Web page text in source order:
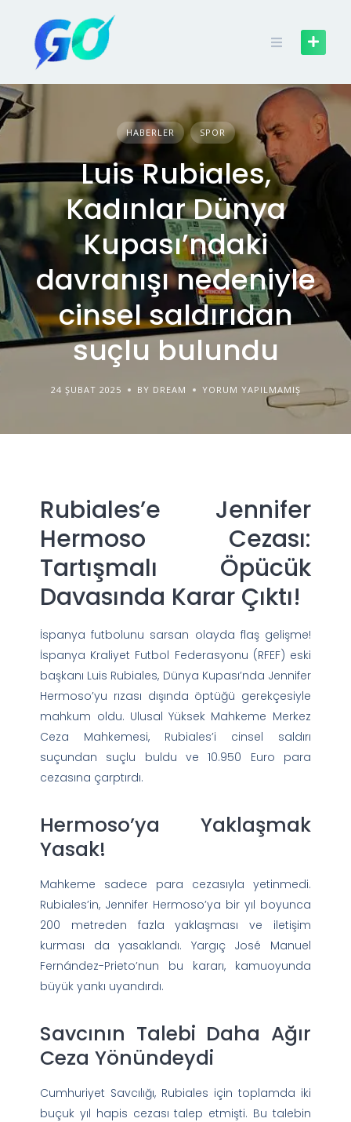
HABERLER SPOR
Luis Rubiales,
Kadınlar Dünya
Kupası’ndaki
davranışı nedeniyle
cinsel saldırıdan
suçlu bulundu
24 ŞUBAT 2025 BY DREAM YORUM YAPILMAMIŞ
Rubiales’e Jennifer
Hermoso Cezası:
Tartışmalı Öpücük
Davasında Karar Çıktı!
İspanya futbolunu sarsan olayda flaş gelişme!
İspanya Kraliyet Futbol Federasyonu (RFEF) eski
başkanı Luis Rubiales, Dünya Kupası’nda Jennifer
Hermoso’yu rızası dışında öptüğü gerekçesiyle
mahkum oldu. Ulusal Yüksek Mahkeme Merkez
Ceza Mahkemesi, Rubiales’i cinsel saldırı
suçundan suçlu buldu ve 10.950 Euro para
cezasına çarptırdı.
Hermoso’ya Yaklaşmak
Yasak!
Mahkeme sadece para cezasıyla yetinmedi.
Rubiales’in, Jennifer Hermoso’ya bir yıl boyunca
200 metreden fazla yaklaşması ve iletişim
kurması da yasaklandı. Yargıç José Manuel
Fernández-Prieto’nun bu kararı, kamuoyunda
büyük yankı uyandırdı.
Savcının Talebi Daha Ağır
Ceza Yönündeydi
Cumhuriyet Savcılığı, Rubiales için toplamda iki
buçuk yıl hapis cezası talep etmişti. Bu talebin